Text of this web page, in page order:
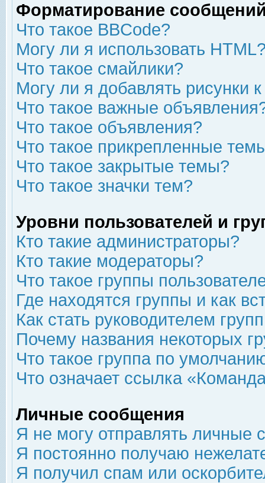
Форматирование
Что такое BBCode?
Могу ли я использовать
Что такое смайлики?
Могу ли я добавлять рисунки
Что такое важные
Что такое объявления?
Что такое прикрепленные
Что такое закрытые темы?
Что такое значки тем?
Уровни пользователей и
Кто такие администраторы?
Кто такие модераторы?
Что такое группы
Где находятся группы и как
Как стать руководителем
Почему названия некоторых
Что такое группа по
Что означает ссылка
Личные сообщения
Я не могу отправлять личные
Я постоянно получаю
Я получил спам или